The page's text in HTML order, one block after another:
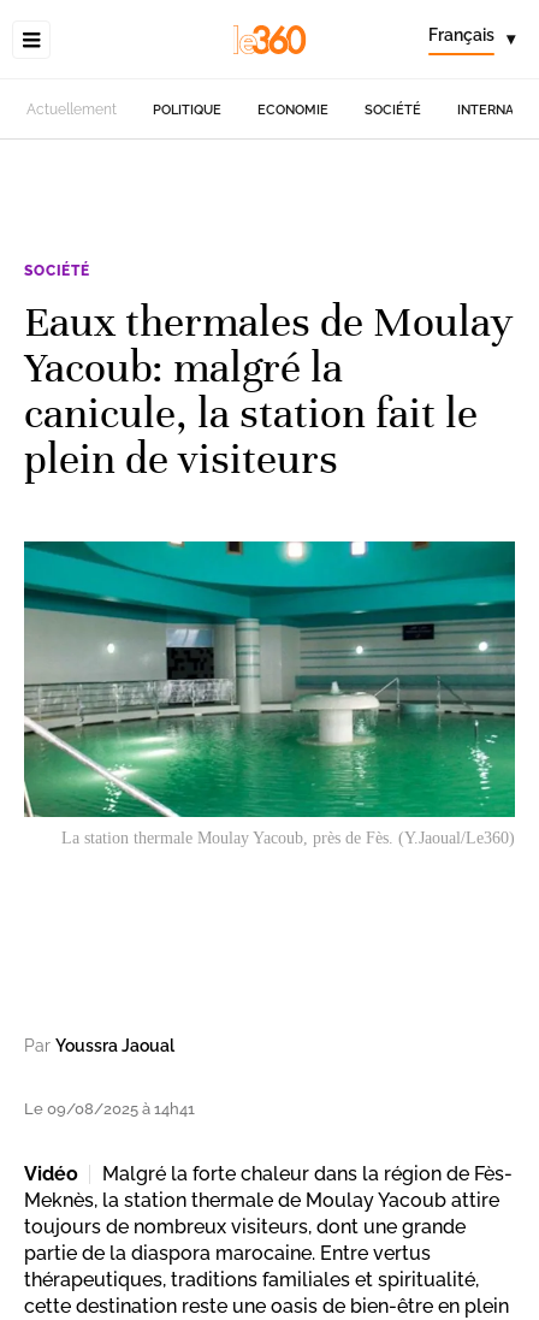
Français ▾
Actuellement POLITIQUE ECONOMIE SOCIÉTÉ
SOCIÉTÉ
Eaux thermales de Moulay
Yacoub: malgré la
canicule, la station fait le
plein de visiteurs
La station thermale Moulay Yacoub, près de Fès. (Y.Jaoual/Le360)
Par Youssra Jaoual
Le 09/08/2025 à 14h41
Vidéo
Malgré la forte chaleur dans la région de Fès-
Meknès, la station thermale de Moulay Yacoub attire
toujours de nombreux visiteurs, dont une grande
partie de la diaspora marocaine. Entre vertus
thérapeutiques, traditions familiales et spiritualité,
cette destination reste une oasis de bien-être en plein